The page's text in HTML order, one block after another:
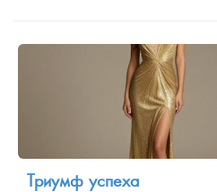
Триумф успеха